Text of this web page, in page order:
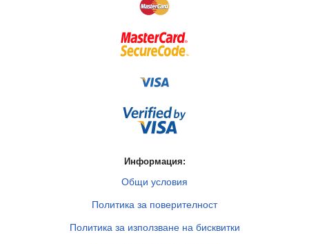
Информация:
Общи условия
Политика за поверителност
Политика за използване на бисквитки